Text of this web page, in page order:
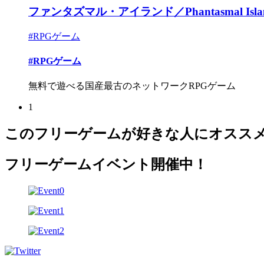
ファンタズマル・アイランド／Phantasmal
#RPGゲーム
#RPGゲーム
無料で遊べる国産最古のネットワークRPGゲーム
1
このフリーゲームが好きな人にオスス
フリーゲームイベント開催中！